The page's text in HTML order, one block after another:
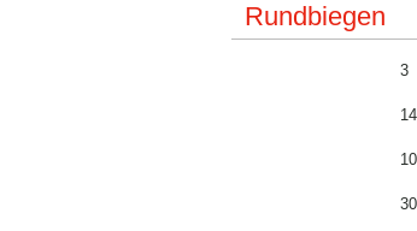
Rundbiegen
3